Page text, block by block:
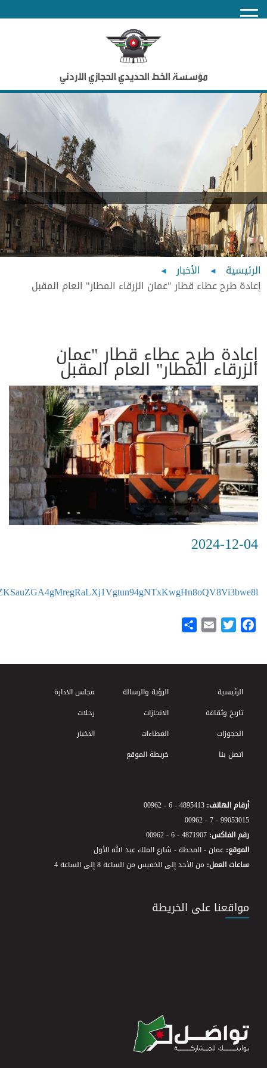
مؤسسة الخط الحديدي الحجازي الاردني
Breadcrumb
الرئيسية
الأخبار
إعادة طرح عطاء قطار "عمان الزرقاء المطار" العام المقبل
إعادة طرح عطاء قطار "عمان
الزرقاء المطار" العام المقبل
2024-12-04
?
Facebook
Twitter
Email
Footer Menu
الرئيسية الرؤية والرسالة
مجلس الادارة
تاريخ وثقافة
الانجازات
رحلات
الحجوزات
العطاءات
الاخبار
اتصل بنا
خريطة الموقع
أرقام الهاتف: 00962 - 6 - 4895413
00962 - 7 - 99053015
رقم الفاكس: 00962 - 6 - 4871907
الموقع: عمان - المحطة - شارع الملك عبد الله الأول
ساعات العمل: من الأحد إلى الخميس من الساعة 8 إلى الساعة 4
مواقعنا على الخريطة